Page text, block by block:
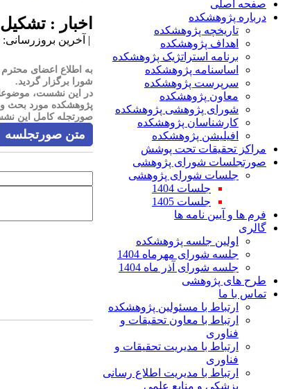
صفحه اصلی
درباره پژوهشکده
تاریخچه پژوهشکده
اهداف پژوهشکده
برنامه استراتژیک پژوهشکده
اساسنامه پژوهشکده
سرپرست پژوهشکده
معاون پژوهشکده
شورای پژوهشی پژوهشکده
کارشناسان پژوهشکده
افیلیشن پژوهشکده
مراکز تحقیقات تحت پوشش
صورتجلسات شورای پژوهشی
جلسات شورای پژوهشی
جلسات 1404
جلسات 1405
فرم ها و آیین نامه ها
گالری
اولین جلسه پژوهشکده
جلسه شورای مهرماه 1404
جلسه شورای آذر ماه 1404
طرح های پژوهشی
تماس با ما
ارتباط با مسئولین پژوهشکده
ارتباط با معاون تحقیقات و
فناوری
ارتباط با مدیریت تحقیقات و
فناوری
ارتباط با مدیریت اطلاع رسانی
پزشکی و منابع علمی
اخبار :
| آخرین بروزرسانی: ۱۴۰۴/۷/۲۲ |
شورا برگزار گردید.
در این نشست،
پژوهشکده مورد بحث
صورتجله کامل این
متن صورتجلسه